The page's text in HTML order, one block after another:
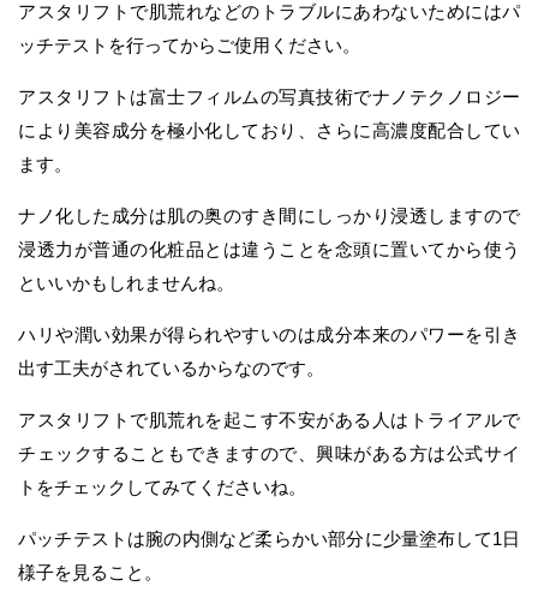
アスタリフトで肌荒れなどのトラブルにあわないためにはパ
ッチテストを行ってからご使用ください。
アスタリフトは富士フィルムの写真技術でナノテクノロジー
により美容成分を極小化しており、さらに高濃度配合してい
ます。
ナノ化した成分は肌の奥のすき間にしっかり浸透しますので
浸透力が普通の化粧品とは違うことを念頭に置いてから使う
といいかもしれませんね。
ハリや潤い効果が得られやすいのは成分本来のパワーを引き
出す工夫がされているからなのです。
アスタリフトで肌荒れを起こす不安がある人はトライアルで
チェックすることもできますので、興味がある方は公式サイ
トをチェックしてみてくださいね。
パッチテストは腕の内側など柔らかい部分に少量塗布して1日
様子を見ること。